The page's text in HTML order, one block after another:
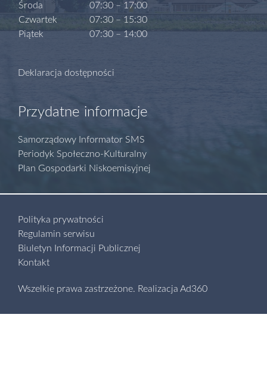
Środa
Czwartek
Piątek
07:30 – 17:00
07:30 – 15:30
07:30 – 14:00
Deklaracja dostępności
Przydatne informacje
Samorządowy Informator SMS
Periodyk Społeczno-Kulturalny
Plan Gospodarki Niskoemisyjnej
Polityka prywatności
Regulamin serwisu
Biuletyn Informacji Publicznej
Kontakt
Wszelkie prawa zastrzeżone. Realizacja Ad360